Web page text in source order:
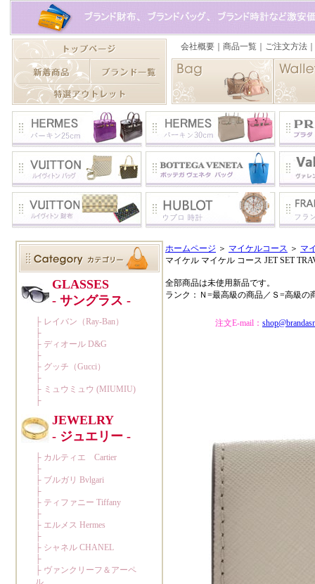
ホームページ ＞ マイケルコース ＞ マ
マイケル マイケル コース JET SET
全部商品は未使用新品です。
ランク：Ｎ=最高級の商品／Ｓ=高級の
注文E-mail：